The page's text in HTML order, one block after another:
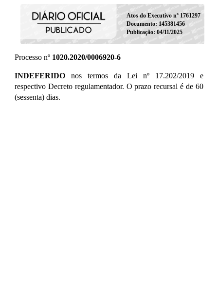
Atos do Executivo nº 1761297
Documento: 145381456
Publicação: 04/11/2025
Processo nº 1020.2020/0006920-6
INDEFERIDOnos termos da Lei nº 17.202/2019 e
respectivo Decreto regulamentador. O prazo recursal é de 60
(sessenta) dias.